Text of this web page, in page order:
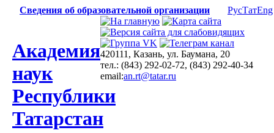
Сведения об образовательной организации РусТатEng
Академия
наук
Республики
Татарстан
420111, Казань, ул. Баумана, 20
тел.: (843) 292-02-72, (843) 292-40-34
email:an.rt@tatar.ru